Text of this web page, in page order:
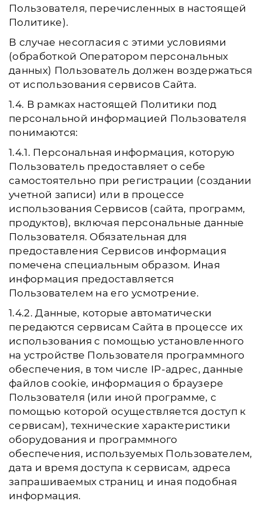
Пользователя, перечисленных в настоящей
Политике).
В случае несогласия с этими условиями
(обработкой Оператором персональных
данных) Пользователь должен воздержаться
от использования сервисов Сайта.
1.4. В рамках настоящей Политики под
персональной информацией Пользователя
понимаются:
1.4.1. Персональная информация, которую
Пользователь предоставляет о себе
самостоятельно при регистрации (создании
учетной записи) или в процессе
использования Сервисов (сайта, программ,
продуктов), включая персональные данные
Пользователя. Обязательная для
предоставления Сервисов информация
помечена специальным образом. Иная
информация предоставляется
Пользователем на его усмотрение.
1.4.2. Данные, которые автоматически
передаются сервисам Сайта в процессе их
использования с помощью установленного
на устройстве Пользователя программного
обеспечения, в том числе IP-адрес, данные
файлов cookie, информация о браузере
Пользователя (или иной программе, с
помощью которой осуществляется доступ к
сервисам), технические характеристики
оборудования и программного
обеспечения, используемых Пользователем,
дата и время доступа к сервисам, адреса
запрашиваемых страниц и иная подобная
информация.